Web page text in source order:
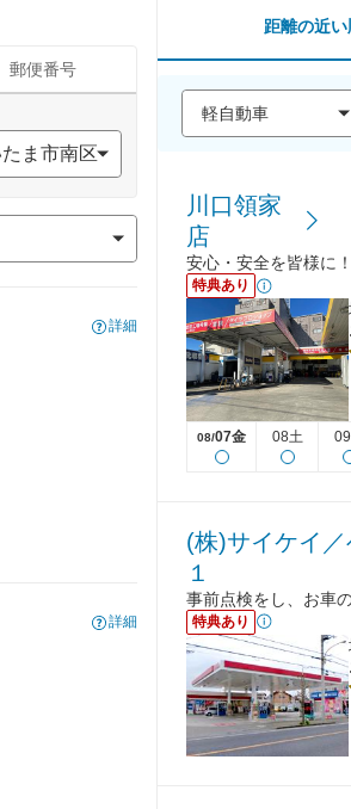
郵便番号
詳細
詳細
距離の近い
川口領家
店
安心・安全を皆様に
特典あり
08/07金 08土
(株)サイケイ
１
事前点検をし、お車
特典あり